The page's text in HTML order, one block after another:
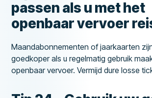
passen als u met het
openbaar vervoer
Maandabonnementen of jaarkaarten
goedkoper als u regelmatig gebruik
openbaar vervoer. Vermijd dure losse